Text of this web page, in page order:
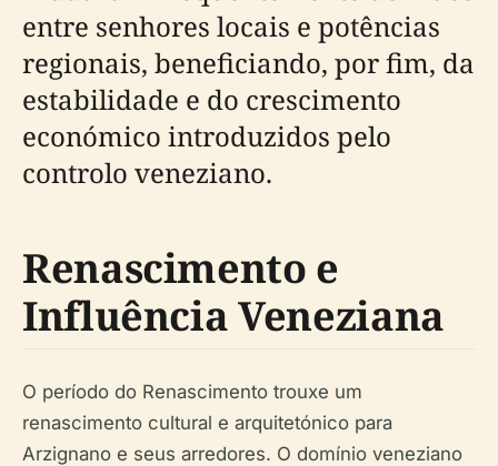
entre senhores locais e potências
regionais, beneficiando, por fim, da
estabilidade e do crescimento
económico introduzidos pelo
controlo veneziano.
Renascimento e
Influência Veneziana
O período do Renascimento trouxe um
renascimento cultural e arquitetónico para
Arzignano e seus arredores. O domínio veneziano